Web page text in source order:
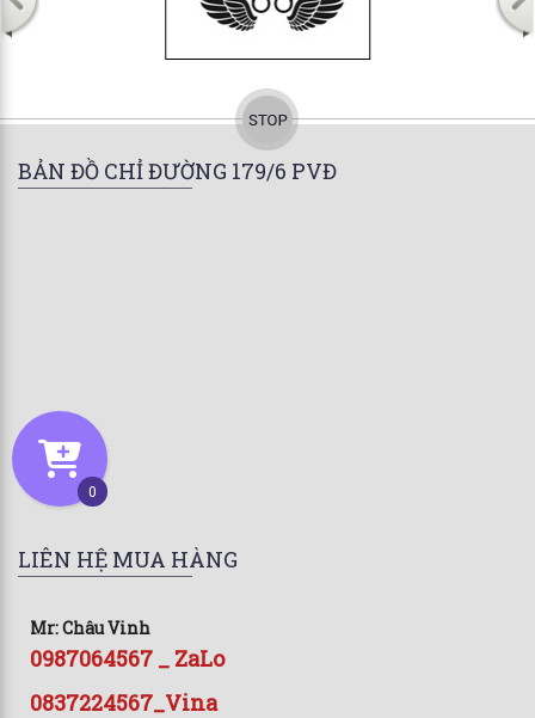
BẢN ĐỒ CHỈ ĐƯỜNG 179/6 PVĐ
LIÊN HỆ MUA HÀNG
Mr: Châu Vinh
0987064567 _ ZaLo
0837224567_Vina
0